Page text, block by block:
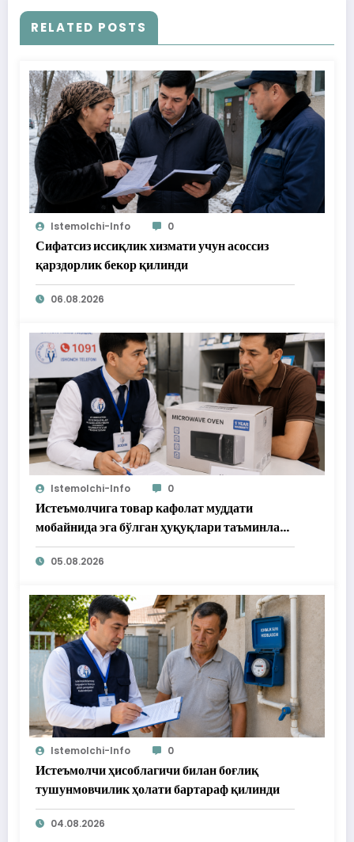
RELATED POSTS
Istemolchi-Info 0
Сифатсиз иссиқлик хизмати учун асоссиз
қарздорлик бекор қилинди
06.08.2026
Istemolchi-Info 0
Истеъмолчига товар кафолат муддати
мобайнида эга бўлган ҳуқуқлари таъминлаб
берилди
05.08.2026
Istemolchi-Info 0
Истеъмолчи ҳисоблагичи билан боғлиқ
тушунмовчилик ҳолати бартараф қилинди
04.08.2026